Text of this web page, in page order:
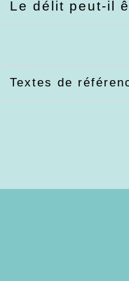
Le délit peut-il
Textes de